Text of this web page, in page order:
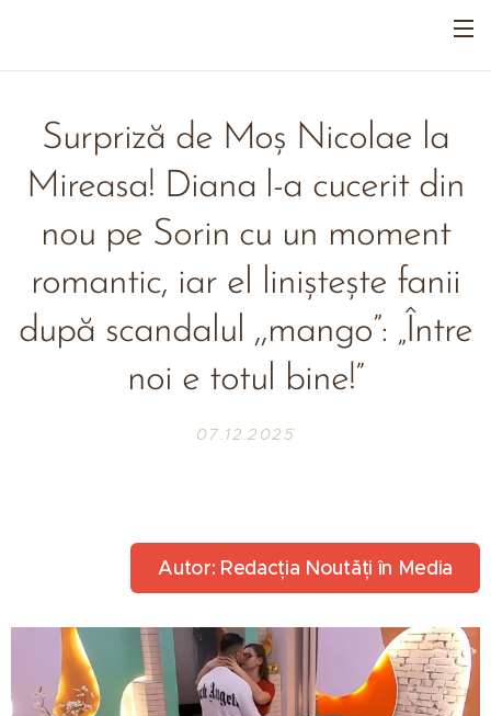
Surpriză de Moș Nicolae la
Mireasa! Diana l-a cucerit din
nou pe Sorin cu un moment
romantic, iar el liniștește fanii
după scandalul ,,mango”: „Între
noi e totul bine!”
07.12.2025
Autor: Redacția Noutăți în Media